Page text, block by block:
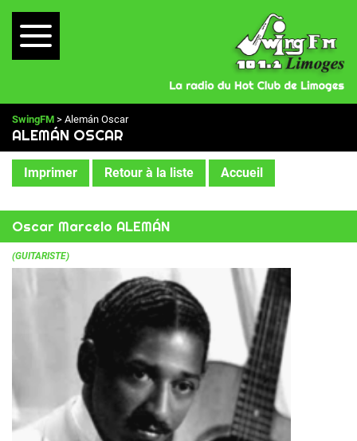
SwingFM > Alemán Oscar
ALEMÁN OSCAR
Imprimer Retour à la liste Accueil
Oscar Marcelo ALEMÁN
(GUITARISTE)